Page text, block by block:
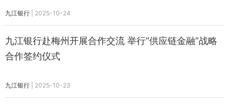
九江银行 2025-10-24
九江银行赴梅州开展合作交流 举行“供应链金融”战略
合作签约仪式
九江银行 2025-10-23